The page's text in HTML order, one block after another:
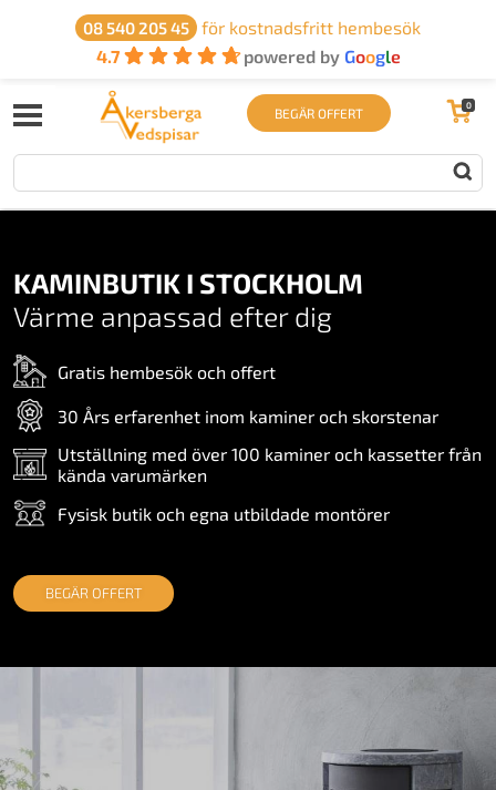
08 540 205 45
för kostnadsfritt hembesök
4.7
powered by Google
BEGÄR OFFERT 0
KAMINBUTIK I STOCKHOLM
Värme anpassad efter dig
Gratis hembesök och offert
30 Års erfarenhet inom kaminer och skorstenar
Utställning med över 100 kaminer och kassetter från
kända varumärken
Fysisk butik och egna utbildade montörer
BEGÄR OFFERT